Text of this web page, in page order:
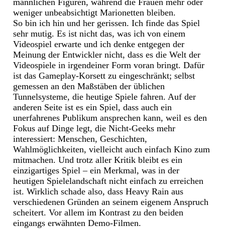
männlichen Figuren, während die Frauen mehr oder
weniger unbeabsichtigt Marionetten bleiben.
So bin ich hin und her gerissen. Ich finde das Spiel
sehr mutig. Es ist nicht das, was ich von einem
Videospiel erwarte und ich denke entgegen der
Meinung der Entwickler nicht, dass es die Welt der
Videospiele in irgendeiner Form voran bringt. Dafür
ist das Gameplay-Korsett zu eingeschränkt; selbst
gemessen an den Maßstäben der üblichen
Tunnelsysteme, die heutige Spiele fahren. Auf der
anderen Seite ist es ein Spiel, dass auch ein
unerfahrenes Publikum ansprechen kann, weil es den
Fokus auf Dinge legt, die Nicht-Geeks mehr
interessiert: Menschen, Geschichten,
Wahlmöglichkeiten, vielleicht auch einfach Kino zum
mitmachen. Und trotz aller Kritik bleibt es ein
einzigartiges Spiel – ein Merkmal, was in der
heutigen Spielelandschaft nicht einfach zu erreichen
ist. Wirklich schade also, dass Heavy Rain aus
verschiedenen Gründen an seinem eigenem Anspruch
scheitert. Vor allem im Kontrast zu den beiden
eingangs erwähnten Demo-Filmen.